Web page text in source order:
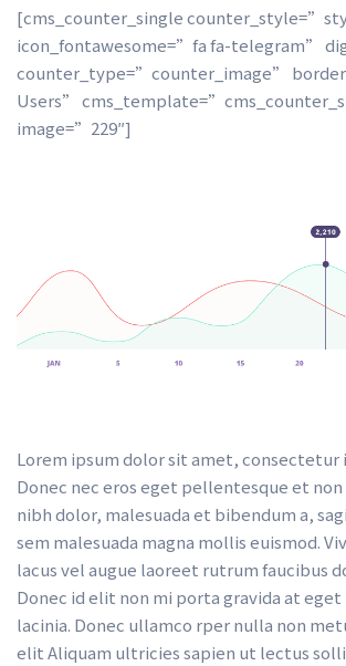
[cms_counter_single
icon_fontawesome=”fa fa-telegram”
counter_type=”counter_image”
Users”
image=”229″]
Lorem ipsum dolor sit amet, consectetur
Donec nec eros eget pellentesque et non
nibh dolor, malesuada et bibendum a,
em malesuada magna mollis euismod.
lacus vel augue laoreet rutrum faucibus
Donec id elit non mi porta gravida at eget
lacinia. Donec ullamco rper nulla non
elit Aliquam ultricies sapien ut lectus